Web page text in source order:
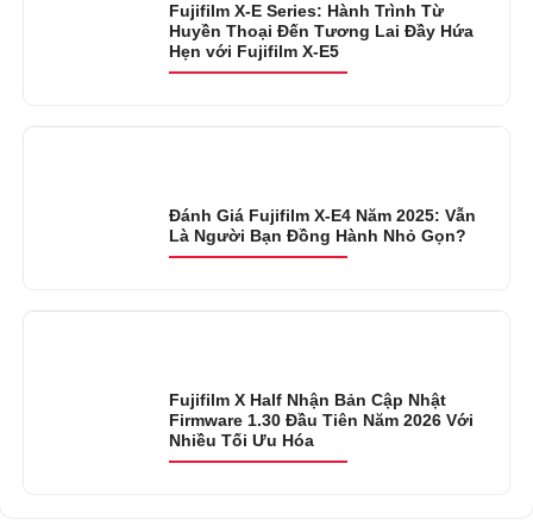
Fujifilm X-E Series: Hành Trình Từ
Huyền Thoại Đến Tương Lai Đầy Hứa
Hẹn với Fujifilm X-E5
Đánh Giá Fujifilm X-E4 Năm 2025: Vẫn
Là Người Bạn Đồng Hành Nhỏ Gọn?
Fujifilm X Half Nhận Bản Cập Nhật
Firmware 1.30 Đầu Tiên Năm 2026 Với
Nhiều Tối Ưu Hóa